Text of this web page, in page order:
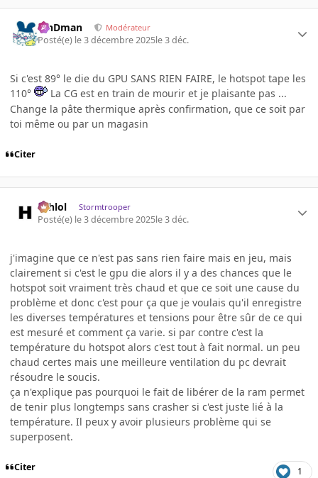
RinDman Modérateur
Posté(e) le 3 décembre 2025le 3 déc.
Si c'est 89° le die du GPU SANS RIEN FAIRE, le hotspot tape les
110°
La CG est en train de mourir et je plaisante pas ...
Change la pâte thermique après confirmation, que ce soit par
toi même ou par un magasin
Citer
ashlol Stormtrooper
Posté(e) le 3 décembre 2025le 3 déc.
j'imagine que ce n'est pas sans rien faire mais en jeu, mais
clairement si c'est le gpu die alors il y a des chances que le
hotspot soit vraiment très chaud et que ce soit une cause du
problème et donc c'est pour ça que je voulais qu'il enregistre
les diverses températures et tensions pour être sûr de ce qui
est mesuré et comment ça varie. si par contre c'est la
température du hotspot alors c'est tout à fait normal. un peu
chaud certes mais une meilleure ventilation du pc devrait
résoudre le soucis.
ça n'explique pas pourquoi le fait de libérer de la ram permet
de tenir plus longtemps sans crasher si c'est juste lié à la
température. Il peux y avoir plusieurs problème qui se
superposent.
Citer 1